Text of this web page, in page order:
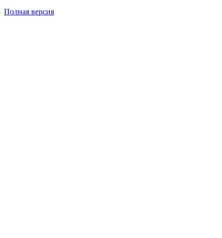
Полная версия